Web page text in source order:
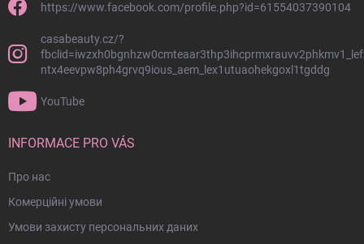
https://www.facebook.com/profile.php?id=61554037390104
casabeauty.cz/?
ntx4eevpw8ph4grvq9ious_aem_lex1utuaohekgoxl1tgddg
YouTube
INFORMACE PRO VÁS
Про нас
Комерційні умови
Умови захисту персональних даних